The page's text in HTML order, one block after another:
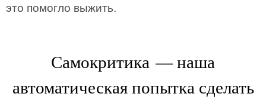
это помогло выжить.
Самокритика — наша
автоматическая попытка сделать